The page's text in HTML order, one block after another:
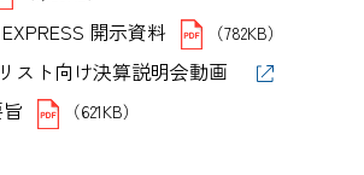
開示資料 （782KB）
スト向け決算説明会動画
（621KB）